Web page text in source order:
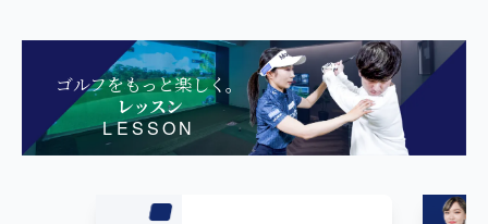
ゴルフをもっと楽しく。
レッスン
LESSON